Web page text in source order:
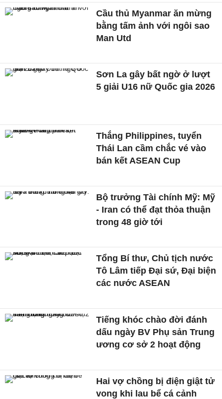
Cầu thủ Myanmar ăn mừng
bằng tấm ảnh với ngôi sao
Man Utd
Sơn La gây bất ngờ ở lượt
5 giải U16 nữ Quốc gia 2026
Thắng Philippines, tuyển
Thái Lan cầm chắc vé vào
bán kết ASEAN Cup
Bộ trưởng Tài chính Mỹ: Mỹ
- Iran có thể đạt thỏa thuận
trong 48 giờ tới
Tổng Bí thư, Chủ tịch nước
Tô Lâm tiếp Đại sứ, Đại biện
các nước ASEAN
Tiếng khóc chào đời đánh
dấu ngày BV Phụ sản Trung
ương cơ sở 2 hoạt động
Hai vợ chồng bị điện giật tử
vong khi lau bể cá cảnh